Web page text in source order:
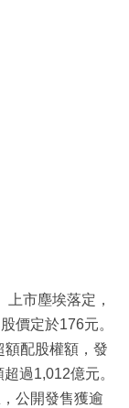
上市塵埃落定，
股價定於176元。
額配股權額，發
過1,012億元。
公開發售獲逾